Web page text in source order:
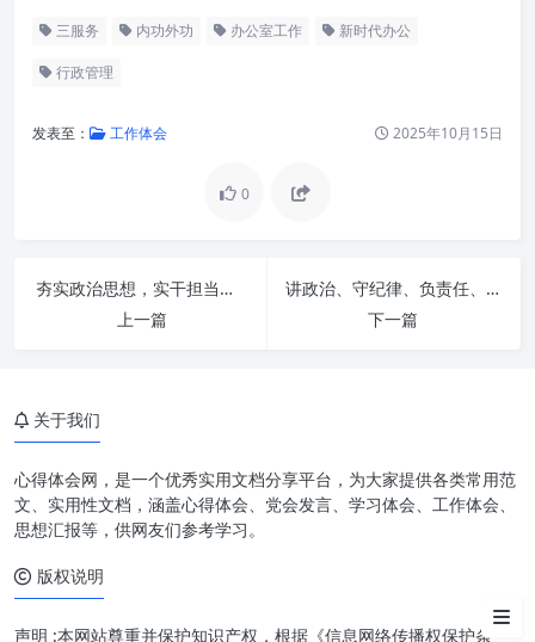
三服务 内功外功 办公室工作 新时代办公
行政管理
发表至： 工作体会 2025年10月15日
0
夯实政治思想，实干担当，重效率：新时代高质量发展的核心引擎
上一篇
讲政治、守纪律、负责任、有 T效率：新时代卓越之道的基石
下一篇
一、新时代办公室工作的战略定
位与核心挑战
四、“三服务”：办公室工作的价
值体现与核心使命
关于我们
心得体会网，是一个优秀实用文档分享平台，为大家提供各类常用范
文、实用性文档，涵盖心得体会、党会发言、学习体会、工作体会、
思想汇报等，供网友们参考学习。
版权说明
声明 :本网站尊重并保护知识产权，根据《信息网络传播权保护条